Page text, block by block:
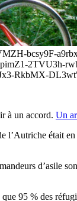
bcsy9F-
pimZ1-2TVU3h-
RkbMX-
à un accord. Un
l’Autriche était
d’asile
95 % des